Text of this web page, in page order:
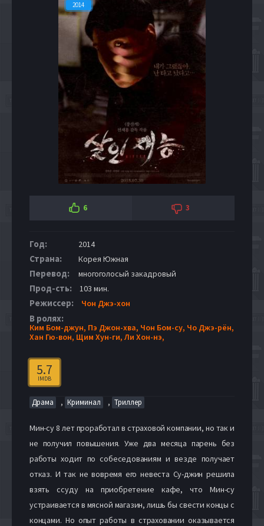
2014
6 3
Год: 2014
Страна: Корея Южная
Перевод: многоголосый закадровый
Прод-сть: 103 мин.
Режиссер: Чон Джэ-хон
В ролях:
Ким Бом-джун, Пэ Джон-хва, Чон Бом-су, Чо Джэ-рён,
Хан Гю-вон, Щим Хун-ги,Ли Хон-нэ,
5.7
IMDB
Драма , Криминал , Триллер
Мин-су 8 лет проработал в страховой компании, но так и
не получил повышения. Уже два месяца парень без
работы ходит по собеседованиям и везде получает
отказ. И так не вовремя его невеста Су-джин решила
взять ссуду на приобретение кафе, что Мин-су
устраивается в мясной магазин, лишь бы свести концы с
концами. Но опыт работы в страховании оказывается